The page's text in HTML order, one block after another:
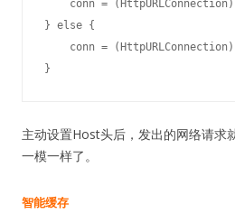
    conn = (HttpURLConnection)
} else {
    conn = (HttpURLConnection)
}
主动设置Host头后，发出的网络请求
一模一样了。
智能缓存